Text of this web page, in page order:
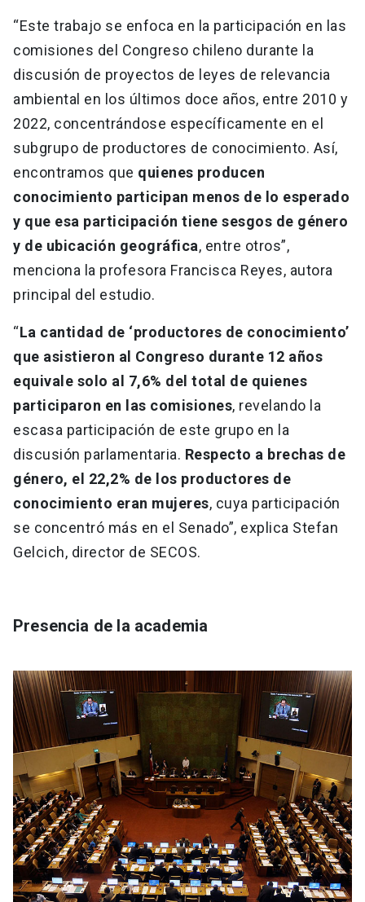
“Este trabajo se enfoca en la participación en las
comisiones del Congreso chileno durante la
discusión de proyectos de leyes de relevancia
ambiental en los últimos doce años, entre 2010 y
2022, concentrándose específicamente en el
subgrupo de productores de conocimiento. Así,
encontramos que quienes producen
conocimiento participan menos de lo esperado
y que esa participación tiene sesgos de género
y de ubicación geográfica, entre otros”,
menciona la profesora Francisca Reyes, autora
principal del estudio.
“La cantidad de ‘productores de conocimiento’
que asistieron al Congreso durante 12 años
equivale solo al 7,6% del total de quienes
participaron en las comisiones, revelando la
escasa participación de este grupo en la
discusión parlamentaria. Respecto a brechas de
género, el 22,2% de los productores de
conocimiento eran mujeres, cuya participación
se concentró más en el Senado”, explica Stefan
Gelcich, director de SECOS.
Presencia de la academia